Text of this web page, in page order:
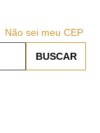
Não sei meu CEP